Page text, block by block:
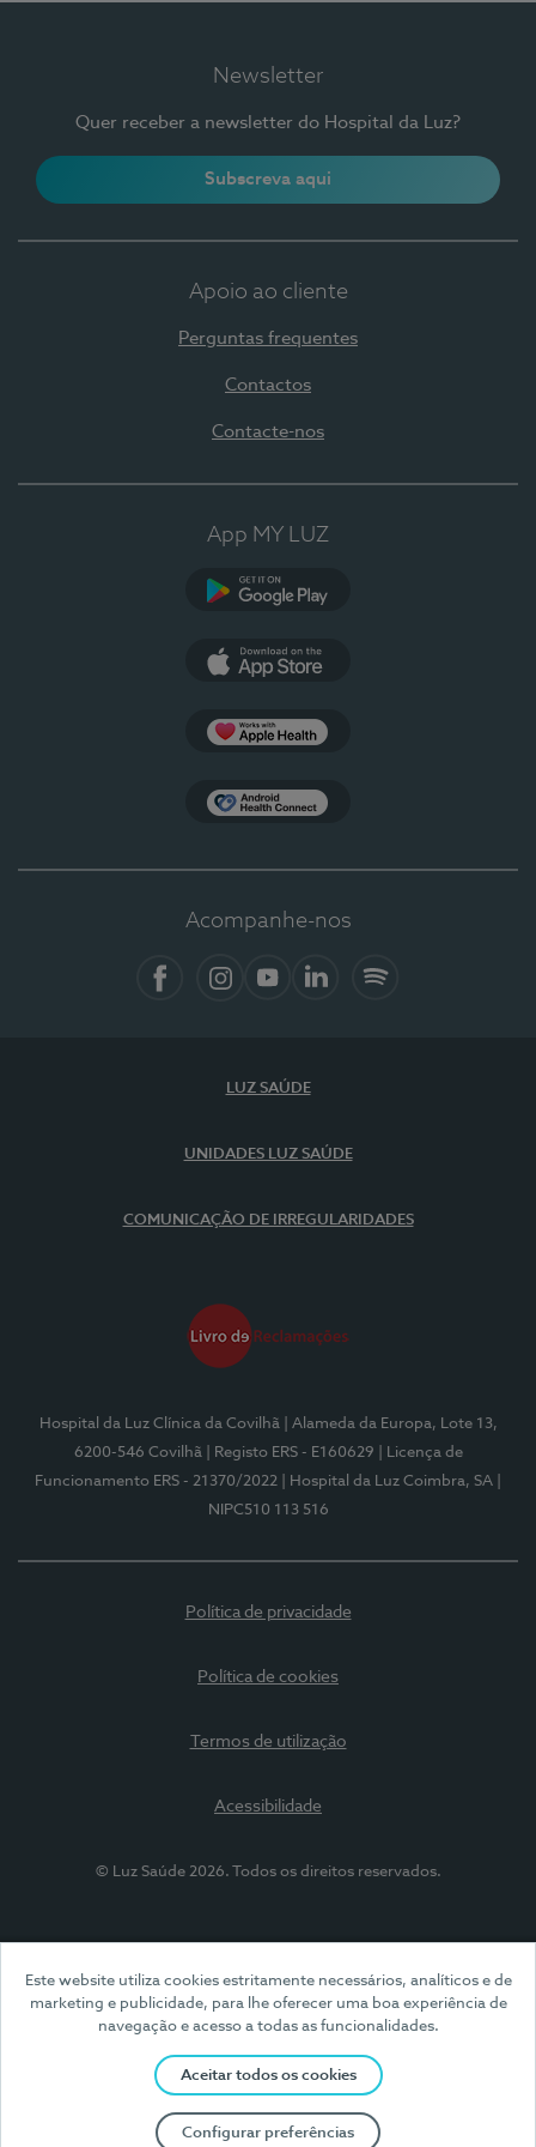
Este website utiliza cookies estritamente necessários, analíticos e de
marketing e publicidade, para lhe oferecer uma boa experiência de
navegação e acesso a todas as funcionalidades.
Aceitar todos os cookies
Configurar preferências
Newsletter
Quer receber a newsletter do Hospital da Luz?
Subscreva aqui
Apoio ao cliente
Perguntas frequentes
Contactos
Contacte-nos
App MY LUZ
Acompanhe-nos
LUZ SAÚDE
UNIDADES LUZ SAÚDE
COMUNICAÇÃO DE IRREGULARIDADES
Hospital da Luz Clínica da Covilhã
| Alameda da Europa, Lote 13,
6200-546 Covilhã
| Registo ERS - E160629
| Licença de
Funcionamento ERS - 21370/2022
| Hospital da Luz Coimbra, SA
NIPC510 113 516
Política de privacidade
Política de cookies
Termos de utilização
Acessibilidade
© Luz Saúde 2026. Todos os direitos reservados.